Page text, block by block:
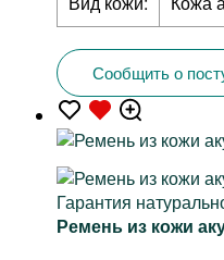
Сообщить о
Гарантия
Ремень из кожи